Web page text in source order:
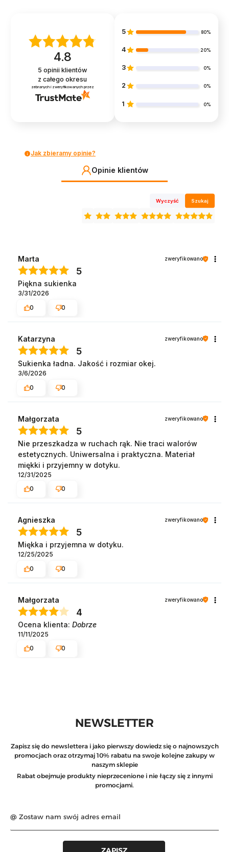
4.8
5 opinii klientów
z całego okresu
zebranych i zweryfikowanych przez
5 80%
4 20%
3 0%
2 0%
1 0%
Jak zbieramy opinie?
Opinie klientów
Wyczyść Szukaj
Marta zweryfikowano
5
Piękna sukienka
3/31/2026
0
0
Katarzyna zweryfikowano
5
Sukienka ładna. Jakość i rozmiar okej.
3/6/2026
0
0
Małgorzata zweryfikowano
5
Nie przeszkadza w ruchach rąk. Nie traci walorów
estetycznych. Uniwersalna i praktyczna. Materiał
miękki i przyjemny w dotyku.
12/31/2025
0
0
Agnieszka zweryfikowano
5
Miękka i przyjemna w dotyku.
12/25/2025
0
0
Małgorzata zweryfikowano
4
Ocena klienta: Dobrze
11/11/2025
0
0
NEWSLETTER
Zapisz się do newslettera i jako pierwszy dowiedz się o najnowszych
promocjach oraz otrzymaj 10% rabatu na swoje kolejne zakupy w
naszym sklepie
Rabat obejmuje produkty nieprzecenione i nie łączy się z innymi
promocjami.